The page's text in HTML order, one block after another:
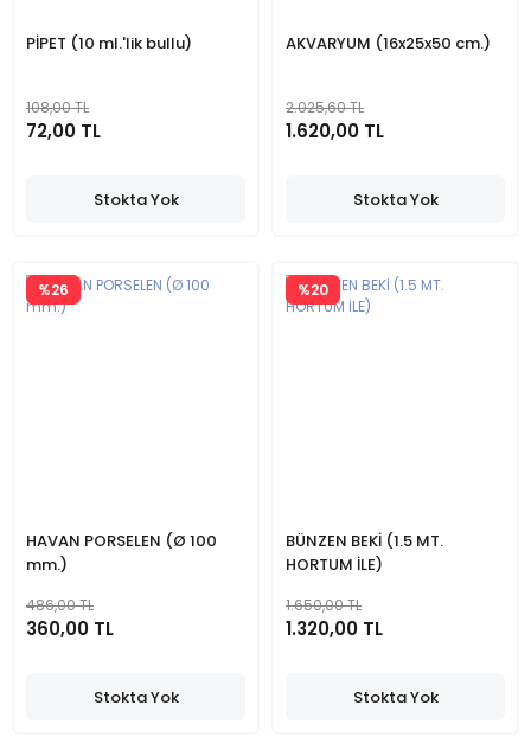
PİPET (10 ml.'lik bullu)
108,00 TL
72,00 TL
Stokta Yok
AKVARYUM (16x25x50 cm.)
2.025,60 TL
1.620,00 TL
Stokta Yok
HAVAN PORSELEN (Ø 100
mm.)
%26
486,00 TL
360,00 TL
Stokta Yok
BÜNZEN BEKİ (1.5 MT.
HORTUM İLE)
%20
1.650,00 TL
1.320,00 TL
Stokta Yok